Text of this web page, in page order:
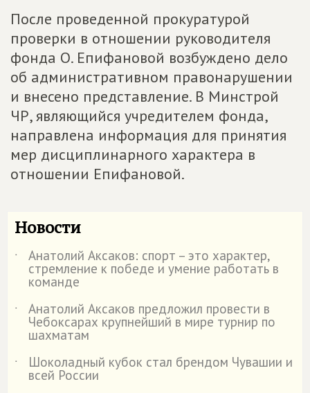
После проведенной прокуратурой
проверки в отношении руководителя
фонда О. Епифановой возбуждено дело
об административном правонарушении
и внесено представление. В Минстрой
ЧР, являющийся учредителем фонда,
направлена информация для принятия
мер дисциплинарного характера в
отношении Епифановой.
Новости
˙ Анатолий Аксаков: спорт – это характер,
стремление к победе и умение работать в
команде
˙
Анатолий Аксаков предложил провести в
Чебоксарах крупнейший в мире турнир по
шахматам
˙
Шоколадный кубок стал брендом Чувашии и
всей России